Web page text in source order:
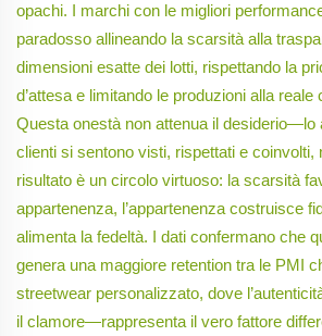
opachi. I marchi con le migliori
paradosso allineando la scarsità alla
dimensioni esatte dei lotti, rispettando la
d’attesa e limitando le produzioni alla reale
Questa onestà non attenua il desiderio—lo
clienti si sentono visti, rispettati e coinvolti,
risultato è un circolo virtuoso: la scarsità
appartenenza, l’appartenenza costruisce
alimenta la fedeltà. I dati confermano che
genera una maggiore retention tra le PMI
streetwear personalizzato, dove
il clamore—rappresenta il vero fattore